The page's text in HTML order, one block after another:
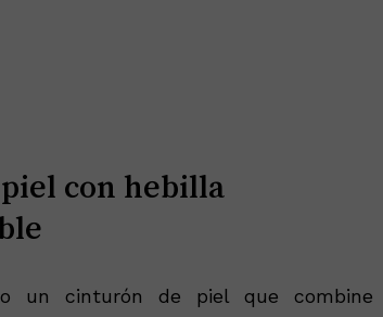
con hebilla
un cinturón de piel que combine